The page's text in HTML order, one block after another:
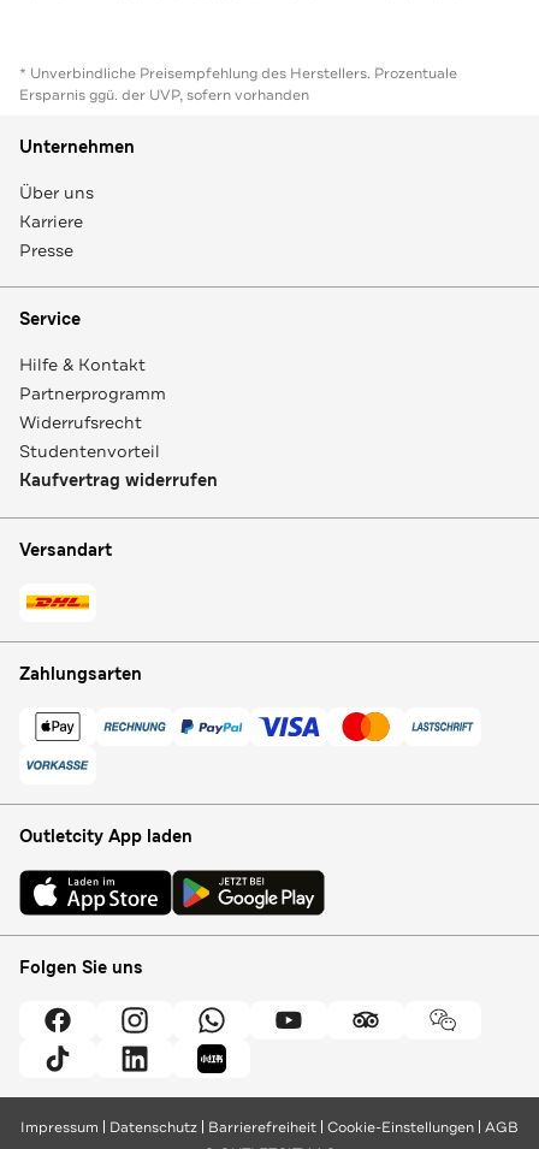
* Unverbindliche Preisempfehlung des Herstellers. Prozentuale
Ersparnis ggü. der UVP, sofern vorhanden
Unternehmen
Über uns
Karriere
Presse
Service
Hilfe & Kontakt
Partnerprogramm
Widerrufsrecht
Studentenvorteil
Kaufvertrag widerrufen
Versandart
Zahlungsarten
Outletcity App laden
Folgen Sie uns
Impressum Datenschutz Barrierefreiheit Cookie-Einstellungen AGB